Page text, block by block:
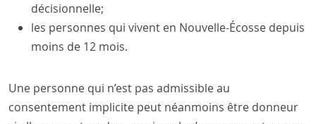
décisionnelle;
les personnes qui vivent en Nouvelle-Écosse depuis
moins de 12 mois.
Une personne qui n’est pas admissible au
consentement implicite peut néanmoins être donneur